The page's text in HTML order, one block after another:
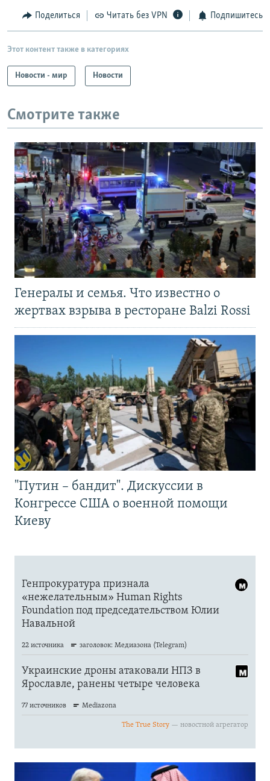
Поделиться Читать без VPN Подпишитесь
Этот контент также в категориях
Новости - мир Новости
Смотрите также
Генералы и семья. Что известно о
жертвах взрыва в ресторане Balzi Rossi
"Путин – бандит". Дискуссии в
Конгрессе США о военной помощи
Киеву